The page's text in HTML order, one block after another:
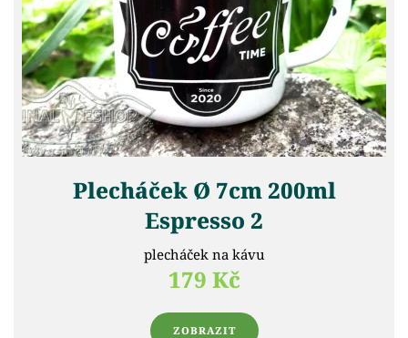
Plecháček Ø 7cm 200ml
Espresso 2
plecháček na kávu
179 Kč
ZOBRAZIT